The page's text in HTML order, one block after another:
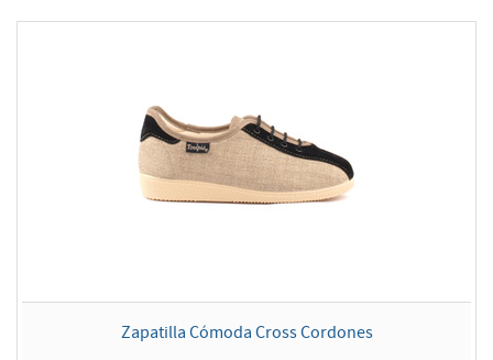
Zapatilla Cómoda Cross Cordones